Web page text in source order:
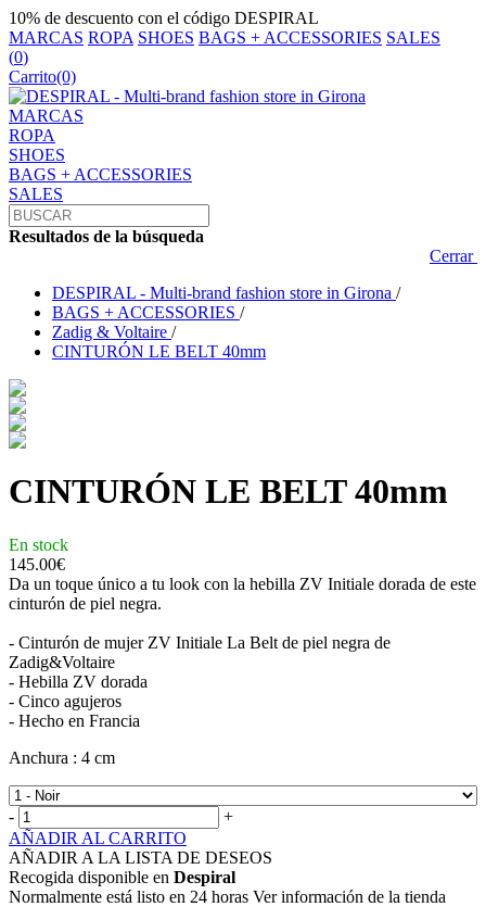
10% de descuento con el código DESPIRAL
MARCAS ROPA SHOES BAGS + ACCESSORIES SALES
(0)
Carrito(0)
MARCAS
ROPA
SHOES
BAGS + ACCESSORIES
SALES
Resultados de la búsqueda
Cerrar
DESPIRAL - Multi-brand fashion store in Girona /
BAGS + ACCESSORIES /
Zadig & Voltaire /
CINTURÓN LE BELT 40mm
CINTURÓN LE BELT 40mm
En stock
145.00€
Da un toque único a tu look con la hebilla ZV Initiale dorada de este
cinturón de piel negra.
- Cinturón de mujer ZV Initiale La Belt de piel negra de
Zadig&Voltaire
- Hebilla ZV dorada
- Cinco agujeros
- Hecho en Francia
Anchura : 4 cm
-
+
AÑADIR AL CARRITO
AÑADIR A LA LISTA DE DESEOS
Recogida disponible en Despiral
Normalmente está listo en 24 horas Ver información de la tienda